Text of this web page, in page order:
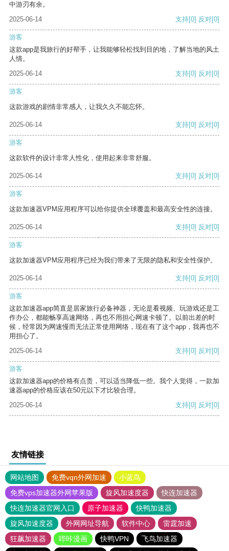
中游刃有余。
2025-06-14
支持[0] 反对[0]
游客
这款app是我旅行的好帮手，让我能够轻松找到目的地，了解当地的风土
人情。
2025-06-14
支持[0] 反对[0]
游客
这款游戏的剧情非常感人，让我久久不能忘怀。
2025-06-14 支持[0] 反对[0]
游客
这款软件的设计非常人性化，使用起来非常舒服。
2025-06-14 支持[0] 反对[0]
游客
这款加速器VPM应用程序可以给你提供全球覆盖和最高安全性的连接。
2025-06-14 支持[0] 反对[0]
游客
这款加速器VPM应用程序已经为我们带来了无限的隐私和安全性保护。
2025-06-14 支持[0] 反对[0]
游客
这款加速器app简直是居家旅行必备神器，无论是看视频、玩游戏还是工
作办公，都能畅享高速网络，再也不用担心网速卡顿了。以前出差的时
候，经常因为网速慢而无法正常使用网络，现在有了这个app，我再也不
用担心了。
2025-06-14
支持[0] 反对[0]
游客
这款加速器app的价格有点贵，可以适当降低一些。我个人觉得，一款加
速器app的价格应该在50元以下才比较合理。
2025-06-14
支持[0] 反对[0]
友情链接
网站地图 免费vqn外网加速
小蓝鸟
免费vps加速器外网苹果版
旋风加速度器
快连加速器
快连加速器官网入口
原子加速器
快鸭加速器
旋风加速度器
外网网址导航 软件中心
雷霆加速
狂飙加速器
哔咔漫画 快鸭VPN
飞鸟加速器